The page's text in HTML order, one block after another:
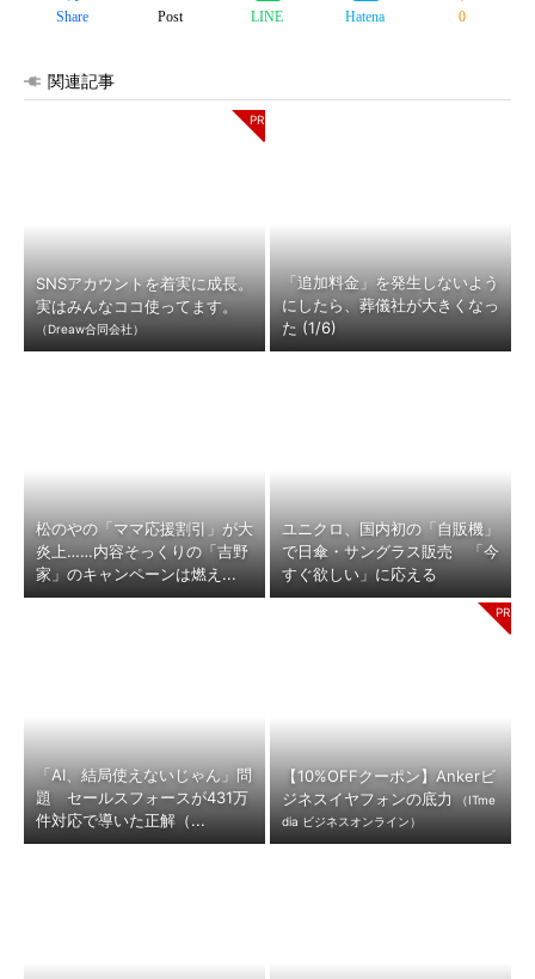
Share Post LINE Hatena 0
関連記事
SNSアカウントを着実に成長。
実はみんなココ使ってます。
（Dreaw合同会社）
「追加料金」を発生しないよう
にしたら、葬儀社が大きくなっ
た (1/6)
松のやの「ママ応援割引」が大
炎上……内容そっくりの「吉野
家」のキャンペーンは燃え...
ユニクロ、国内初の「自販機」
で日傘・サングラス販売 「今
すぐ欲しい」に応える
「AI、結局使えないじゃん」問
題 セールスフォースが431万
件対応で導いた正解（...
【10%OFFクーポン】Ankerビ
ジネスイヤフォンの底力
（ITme
dia ビジネスオンライン）